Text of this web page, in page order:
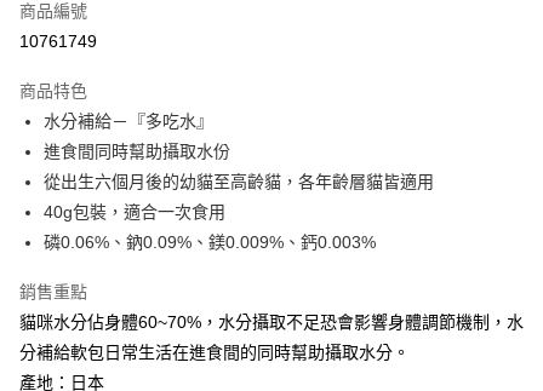
信用卡分期付款
合作金庫商業銀行
華南商業銀行
上海商業儲蓄銀行
國泰世華商業銀行
兆豐國際商業銀行
臺灣中小企業銀行
匯豐（台灣）商業銀行
華泰商業銀行
聯邦商業銀行
遠東國際商業銀行
元大商業銀行
台新國際商業銀行
中國信託商業銀行
台灣樂天信用卡公司
6 期 0 利率 每期
華南商業銀行
上海商業儲蓄銀行
台北富邦商業銀行
國泰世華商業銀行
臺灣中小企業銀行
台中商業銀行
聯邦商業銀行
元大商業銀行
永豐商業銀行
玉山商業銀行
星展（台灣）商業銀行
超商取貨付款
LINE Pay
Apple Pay
街口支付
悠遊付
商品編號
10761749
商品特色
水分補給－『多吃水』
進食間同時幫助攝取水份
從出生六個月後的幼貓至高齡貓，各年齡層貓皆適用
40g包裝，適合一次食用
磷0.06%、鈉0.09%、鎂0.009%、鈣0.003%
銷售重點
貓咪水分佔身體60~70%，水分攝取不足恐會影響身體調節機制，水
分補給軟包日常生活在進食間的同時幫助攝取水分。
產地：日本